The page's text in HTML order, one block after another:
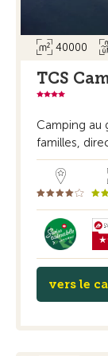
40000
TCS
Camping au
familles,
vers le